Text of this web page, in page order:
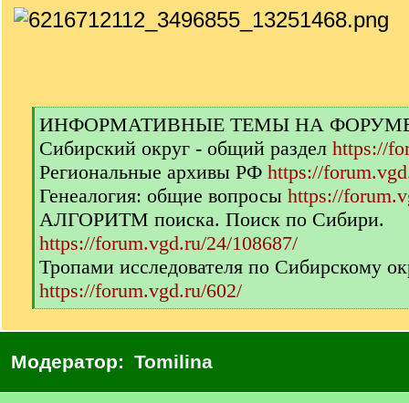
[
q
]
ИНФОРМАТИВНЫЕ ТЕМЫ НА ФОРУМЕ
Сибирский округ - общий раздел https://
Региональные архивы РФ https://
Генеалогия: общие вопросы https://
АЛГОРИТМ поиска. Поиск по Сибири.
https://forum.vgd.ru/24/108687/
Тропами исследователя по Сибирскому
https://forum.vgd.ru/602/
[
/
]
Модератор: Tomilina